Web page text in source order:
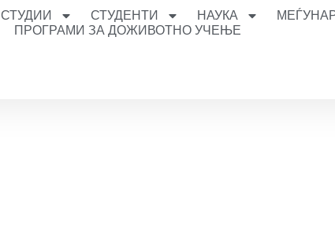
СТУДИИ СТУДЕНТИ НАУКА
ПРОГРАМИ ЗА ДОЖИВОТНО УЧЕЊЕ